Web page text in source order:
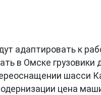
адаптировать к
в Омске
шасси
цена